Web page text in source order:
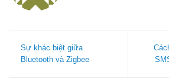
Sự khác biệt giữa
Bluetooth và Zigbee